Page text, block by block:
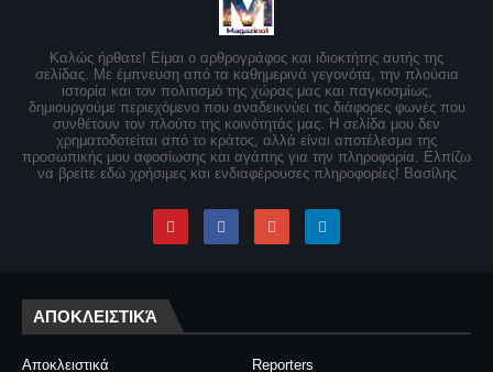
Καλώς ήρθατε! Είμαι ο αρθρογράφος και ιδιοκτήτης αυτής της
σελίδας. Με έμπνευση από τα καθημερινά γεγονότα, την πλούσια
ιστορία και τον πολιτισμό της χώρας μας και παγκοσμίως,
δημιουργούμε περιεχόμενο που αναδεικνύει τις διάφορες φωνές που
συνθέτουν τον πλούτο της κοινότητάς μας. Η σελίδα μου δεν
χρηματοδοτείται από το κράτος, αλλά είναι αποτέλεσμα της
προσωπικής μου αφοσίωσης και αγάπης για την πληροφορία. Ελπίζω
να βρείτε εδώ χρήσιμες και ενδιαφέρουσες πληροφορίες! Βασίλης
ΑΠΟΚΛΕΙΣΤΙΚΆ
Αποκλειστικά Reporters